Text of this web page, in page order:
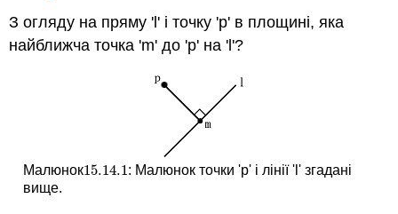
З огляду на пряму 'l' і точку 'p' в площині, яка
найближча точка 'm' до 'p' на 'l'?
Малюнок15.14.1
15.14.1: Малюнок точки 'p' і лінії 'l' згадані
вище.